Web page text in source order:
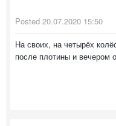
Posted 20.07.2020 15:50
На своих, на четырёх
после плотины и вечером